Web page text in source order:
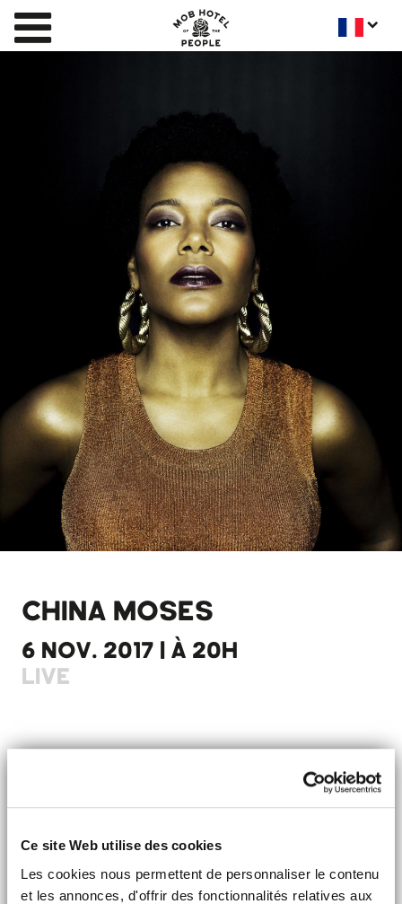
Ce site Web utilise des cookies
Les cookies nous permettent de personnaliser le contenu
et les annonces, d'offrir des fonctionnalités relatives aux
CHINA MOSES
6 NOV. 2017 | À 20H
LIVE
[fille de la Diva Dee Dee Bridgewater] et elle-même non
moins grande voix de la soul et du jazz, nous fera
l'honneur d'un live jazz acoustique exceptionnel avec
"Nightintales"
RDV lundi 6 novembre dès 20h au MOB HOTEL PARIS.